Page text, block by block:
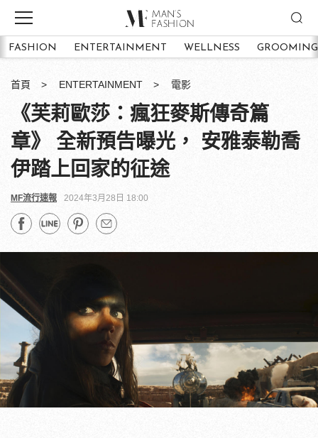
FASHION ENTERTAINMENT WELLNESS GROOMING
首頁 ENTERTAINMENT 電影
《芙莉歐莎：瘋狂麥斯傳奇篇
章》 全新預告曝光， 安雅泰勒喬
伊踏上回家的征途
MF流行速報 2024年3月28日 18:00